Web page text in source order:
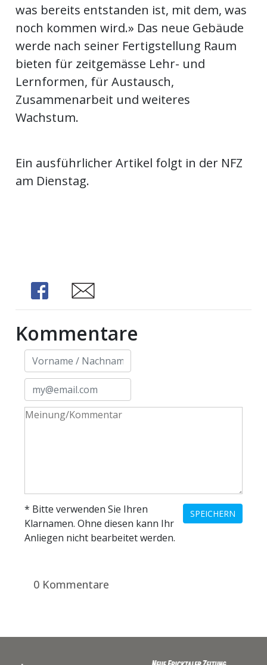
was bereits entstanden ist, mit dem, was
noch kommen wird.» Das neue Gebäude
werde nach seiner Fertigstellung Raum
bieten für zeitgemässe Lehr- und
Lernformen, für Austausch,
Zusammenarbeit und weiteres
Wachstum.
Ein ausführlicher Artikel folgt in der NFZ
am Dienstag.
Share Share
Kommentare
SPEICHERN
* Bitte verwenden Sie Ihren
Klarnamen. Ohne diesen kann Ihr
Anliegen nicht bearbeitet werden.
0 Kommentare